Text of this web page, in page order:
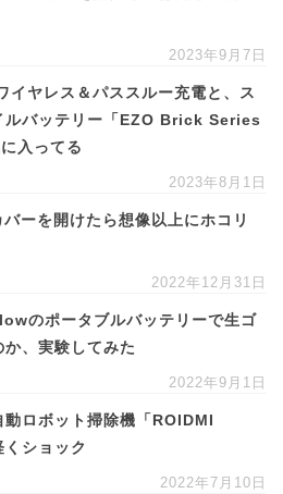
2023年9月7日
ヤレス＆パススルー充電と、ス
ルバッテリー「EZO Brick Series
入ってる
2023年8月1日
ーを開けたら想像以上にホコリ
2022年12月31日
のポータブルバッテリーで生ゴ
か、実験してみた
2022年9月1日
ロボット掃除機「ROIDMI
くショック
2022年7月10日